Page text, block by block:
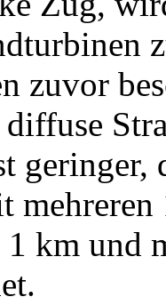
zuvor
geringer,
km und